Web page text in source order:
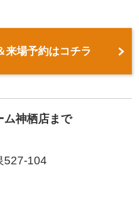
来場予約はコチラ
ム神栖店まで
527-104